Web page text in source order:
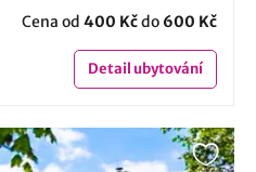
Cena od 400 Kčdo 600 Kč
Detailubytování